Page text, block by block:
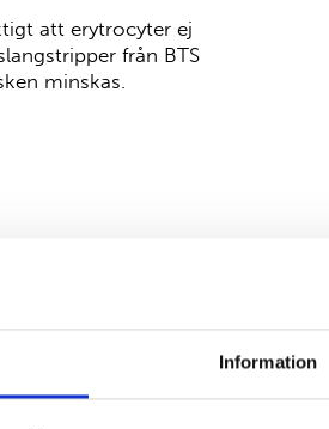
Information
att erytrocyter ej
från BTS
minskas.
OUT:24V 3.0A